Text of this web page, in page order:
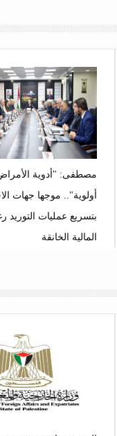
مصطفى: "أدوية
أولوية".. موجها جهات
بتسريع عمليات التوريد
المالية الخانقة